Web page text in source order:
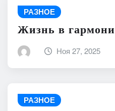
РАЗНОЕ
Жизнь в
Ноя 27, 2025
РАЗНОЕ